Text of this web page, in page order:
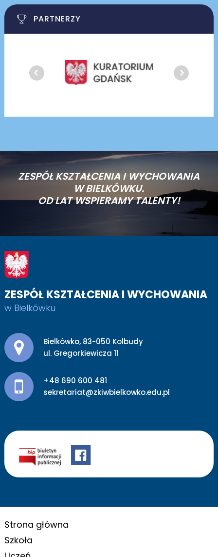
PARTNERZY
ZESPÓŁ KSZTAŁCENIA I WYCHOWANIA
W BIELKÓWKU.
OD LAT WSPIERAMY TALENTY!
ZESPÓŁ KSZTAŁCENIA I WYCHOWANIA
w Bielkówku
Adres pocztowy:
Bielkówko, 83-050 Kolbudy
ul. Gregorkiewicza 11
+48 690 600 481
sekretariat@zkiwbielkowko.edu.pl
Strona główna
Szkoła